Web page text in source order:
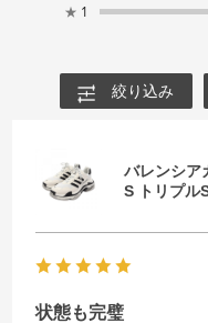
★ 1
絞り込み
バレンシ
S トリプル
状態も完璧